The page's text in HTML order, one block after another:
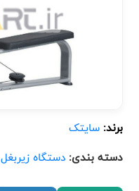
برند: سایتک
دسته بندی: دستگاه زیربغل